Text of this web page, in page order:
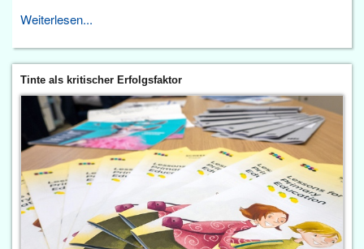
Weiterlesen...
Tinte als kritischer Erfolgsfaktor